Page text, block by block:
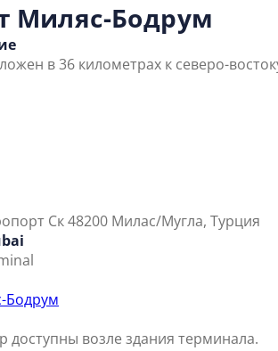
Миляс-Бодрум
в 36 километрах к северо-
Ск48200 Милас/Мугла, Турция
Бодрум
доступны возле здания терминала.